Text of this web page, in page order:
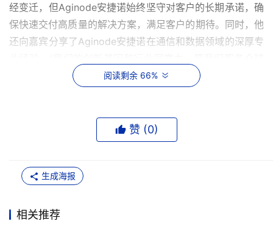
经变迁，但Aginode安捷诺始终坚守对客户的长期承诺，确
保快速交付高质量的解决方案，满足客户的期待。同时，他
还向嘉宾分享了Aginode安捷诺在通信和数据领域的深厚专
客户的坚实基石。”
阅读剩余 66%
赞 (0)
生成海报
相关推荐